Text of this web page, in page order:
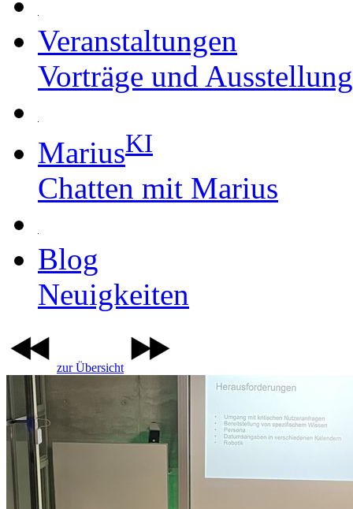
Veranstaltungen
Vorträge und
MariusKI
Chatten mit Marius
Blog
Neuigkeiten
zur Übersicht